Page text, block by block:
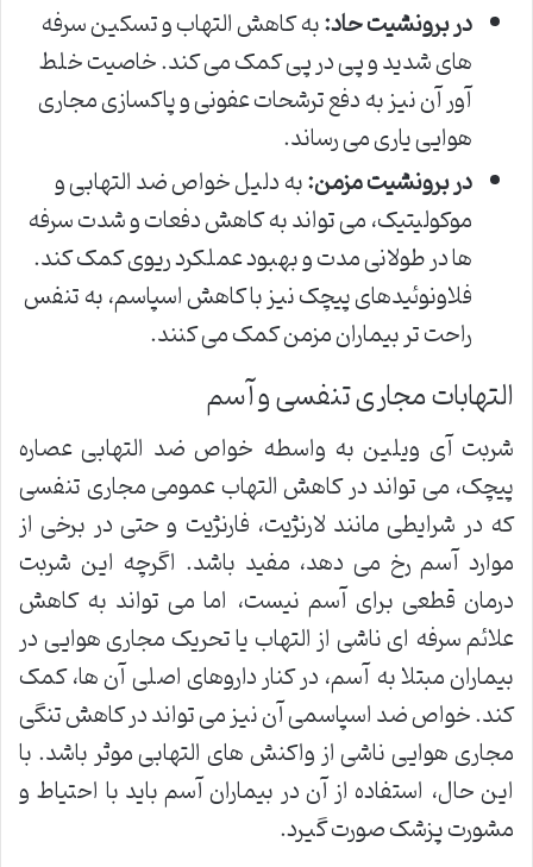
در برونشیت حاد:به کاهش التهاب و تسکین سرفه
های شدید و پی در پی کمک می کند. خاصیت خلط
آور آن نیز به دفع ترشحات عفونی و پاکسازی مجاری
هوایی یاری می رساند.
در برونشیت مزمن:به دلیل خواص ضد التهابی و
موکولیتیک، می تواند به کاهش دفعات و شدت سرفه
ها در طولانی مدت و بهبود عملکرد ریوی کمک کند.
فلاونوئیدهای پیچک نیز با کاهش اسپاسم، به تنفس
راحت تر بیماران مزمن کمک می کنند.
التهابات مجاری تنفسی و آسم
شربت آی ویلین به واسطه خواص ضد التهابی عصاره
پیچک، می تواند در کاهش التهاب عمومی مجاری تنفسی
که در شرایطی مانند لارنژیت، فارنژیت و حتی در برخی از
موارد آسم رخ می دهد، مفید باشد. اگرچه این شربت
درمان قطعی برای آسم نیست، اما می تواند به کاهش
علائم سرفه ای ناشی از التهاب یا تحریک مجاری هوایی در
بیماران مبتلا به آسم، در کنار داروهای اصلی آن ها، کمک
کند. خواص ضد اسپاسمی آن نیز می تواند در کاهش تنگی
مجاری هوایی ناشی از واکنش های التهابی موثر باشد. با
این حال، استفاده از آن در بیماران آسم باید با احتیاط و
مشورت پزشک صورت گیرد.